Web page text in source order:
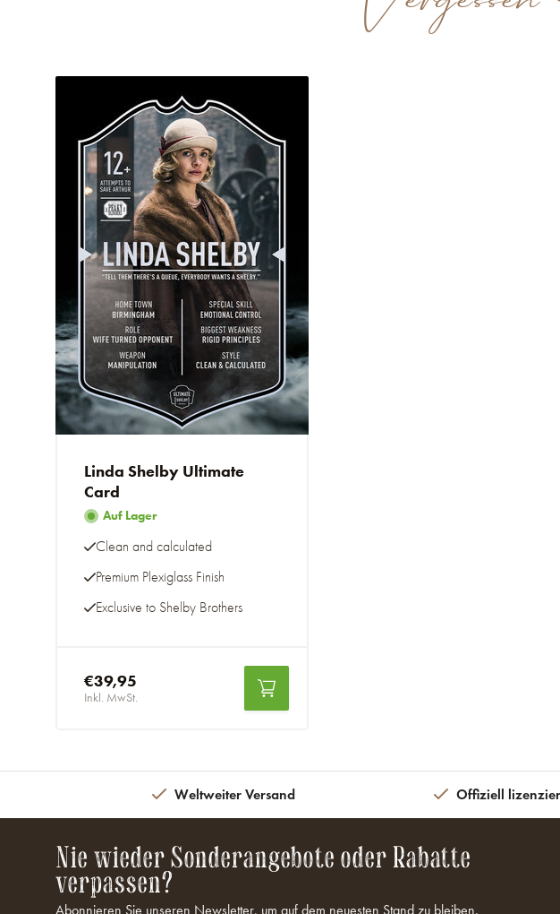
Linda Shelby Ultimate
Card
Auf Lager
Clean and calculated
Premium Plexiglass Finish
Exclusive to Shelby Brothers
€39,95
Inkl. MwSt.
Weltweiter Versand Offiziell
Nie wieder Sonderangebote oder Rabatte
verpassen?
Abonnieren Sie unseren Newsletter, um auf dem neuesten Stand zu bleiben.